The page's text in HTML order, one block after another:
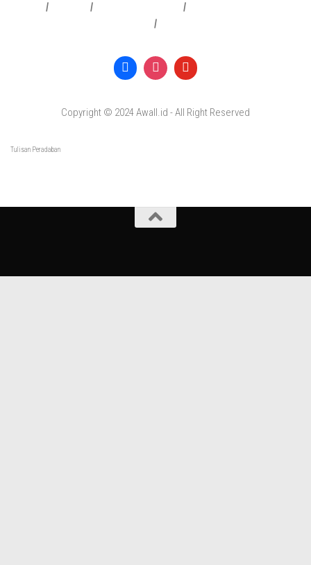
| | |
|
Copyright © 2024 Awall.id - All Right Reserved
Tulisan Peradaban